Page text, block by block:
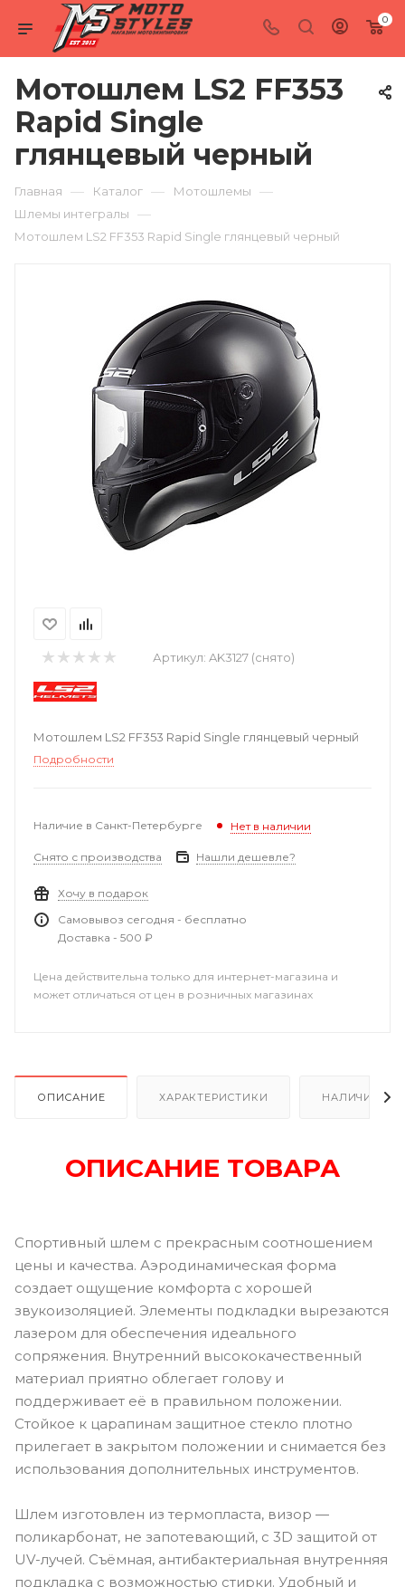
0
Мотошлем LS2 FF353
Rapid Single
глянцевый черный
Главная — Каталог — Мотошлемы —
Шлемы интегралы —
Мотошлем LS2 FF353 Rapid Single глянцевый черный
Артикул: AK3127 (снято)
Мотошлем LS2 FF353 Rapid Single глянцевый черный
Подробности
Наличие в Санкт-Петербурге Нет в наличии
Снято с производства Нашли дешевле?
Хочу в подарок
Самовывоз сегодня - бесплатно
Доставка - 500 ₽
Цена действительна только для интернет-магазина и
может отличаться от цен в розничных магазинах
ОПИСАНИЕ ХАРАКТЕРИСТИКИ НАЛИЧИЕ В
ОПИСАНИЕ ТОВАРА
Спортивный шлем с прекрасным соотношением
цены и качества. Аэродинамическая форма
создает ощущение комфорта с хорошей
звукоизоляцией. Элементы подкладки вырезаются
лазером для обеспечения идеального
сопряжения. Внутренний высококачественный
материал приятно облегает голову и
поддерживает её в правильном положении.
Стойкое к царапинам защитное стекло плотно
прилегает в закрытом положении и снимается без
использования дополнительных инструментов.
Шлем изготовлен из термопласта, визор —
поликарбонат, не запотевающий, с 3D защитой от
UV-лучей. Съёмная, антибактериальная внутренняя
подкладка с возможностью стирки. Удобный и